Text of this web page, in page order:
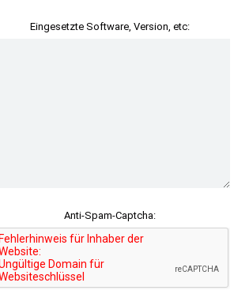
Eingesetzte Software, Version, etc:
Anti-Spam-Captcha: